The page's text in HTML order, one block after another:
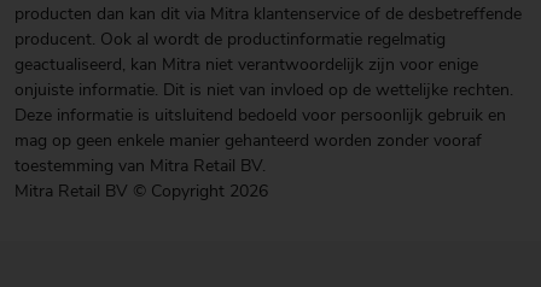
producten dan kan dit via Mitra klantenservice of de desbetreffende
producent. Ook al wordt de productinformatie regelmatig
geactualiseerd, kan Mitra niet verantwoordelijk zijn voor enige
onjuiste informatie. Dit is niet van invloed op de wettelijke rechten.
Deze informatie is uitsluitend bedoeld voor persoonlijk gebruik en
mag op geen enkele manier gehanteerd worden zonder vooraf
toestemming van Mitra Retail BV.
Mitra Retail BV © Copyright 2026